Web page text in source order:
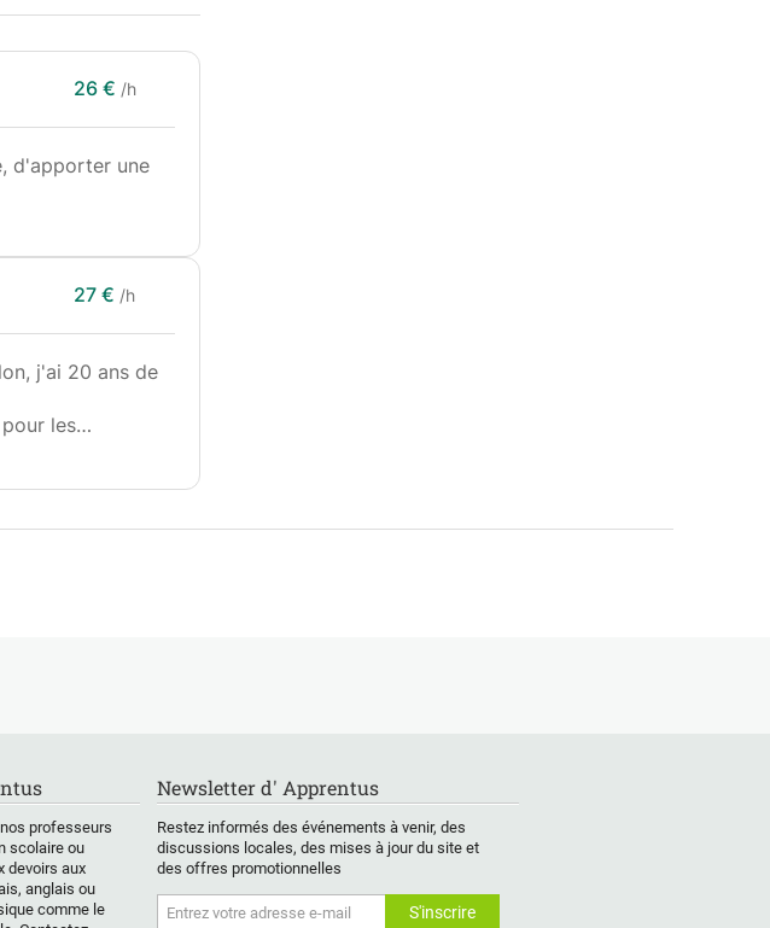
26 € /h
d'apporter une
27 € /h
j'ai 20 ans de
les
professeurs
scolaire ou
devoirs aux
anglais ou
comme le
Newsletter d' Apprentus
Restez informés des événements à venir, des
discussions locales, des mises à jour du site et
des offres promotionnelles